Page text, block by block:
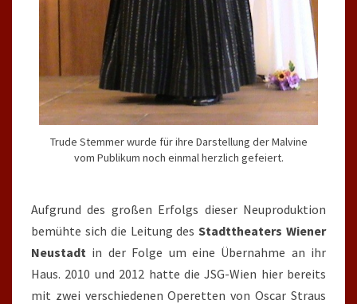
Trude Stemmer wurde für ihre Darstellung der Malvine
vom Publikum noch einmal herzlich gefeiert.
Aufgrund des großen Erfolgs dieser Neuproduktion
bemühte sich die Leitung desStadttheaters Wiener
Neustadt in der Folge um eine Übernahme an ihr
Haus. 2010 und 2012 hatte die JSG-Wien hier bereits
mit zwei verschiedenen Operetten von Oscar Straus